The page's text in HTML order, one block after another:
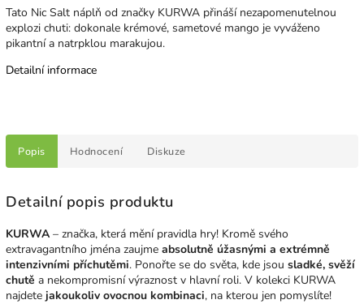
Tato Nic Salt náplň od značky KURWA přináší nezapomenutelnou
explozi chuti: dokonale krémové, sametové mango je vyváženo
pikantní a natrpklou marakujou.
Detailní informace
Popis Hodnocení Diskuze
Detailní popis produktu
KURWA – značka, která mění pravidla hry! Kromě svého
extravagantního jména zaujme absolutně úžasnými a extrémně
intenzivními příchutěmi. Ponořte se do světa, kde jsou sladké, svěží
chutě a nekompromisní výraznost v hlavní roli. V kolekci KURWA
najdete jakoukoliv ovocnou kombinaci, na kterou jen pomyslíte!